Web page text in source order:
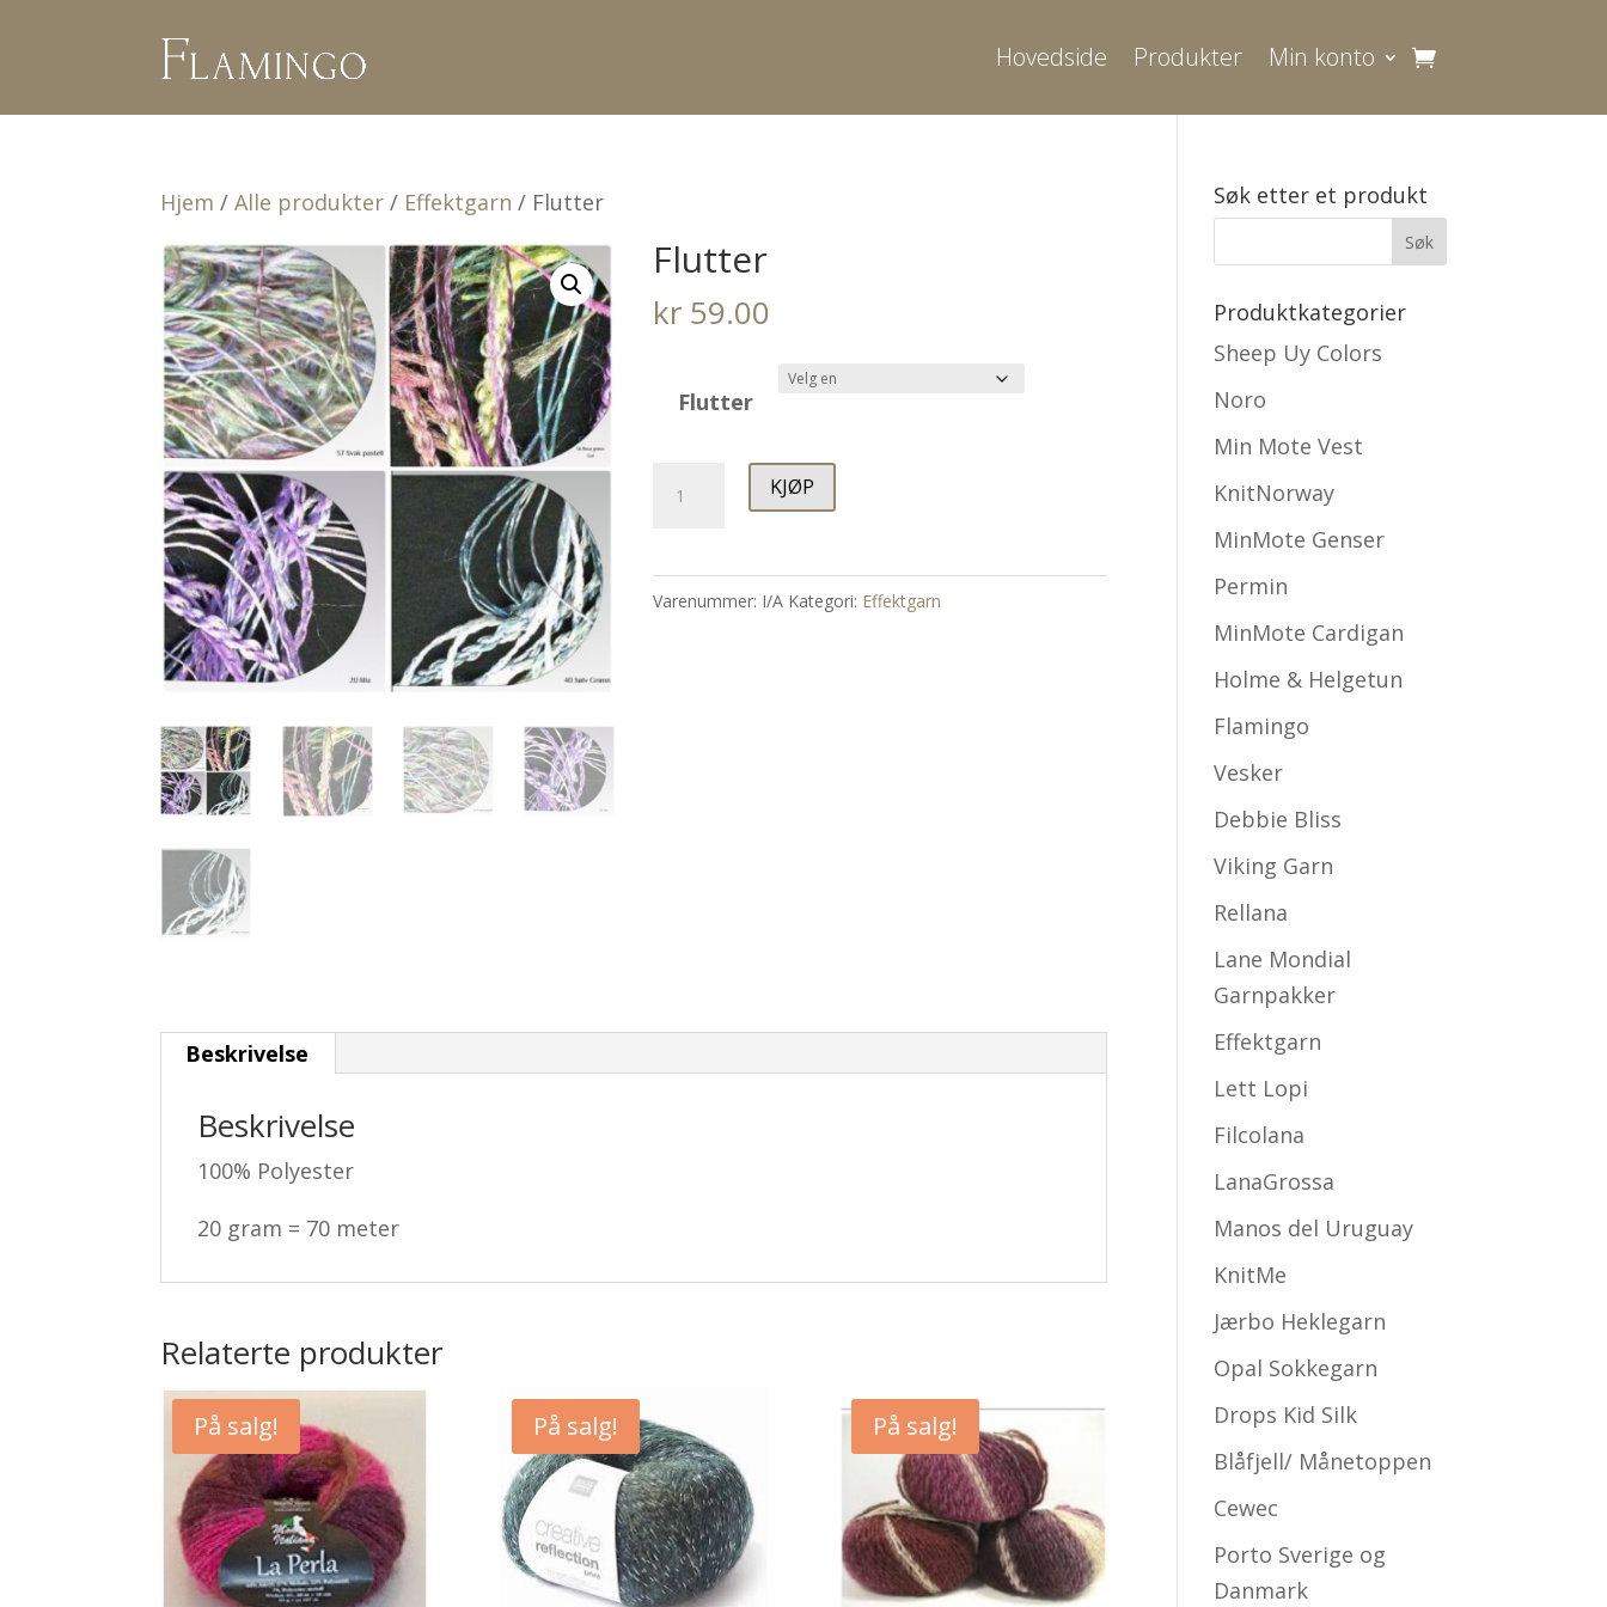
Hovedside Produkter Min konto
Hjem /Alle produkter / Effektgarn / Flutter
Flutter
kr 59.00
Flutter
KJØP
Varenummer: I/A Kategori: Effektgarn
Beskrivelse
Beskrivelse
100% Polyester
20 gram = 70 meter
Relaterte produkter
På salg! På salg! På salg!
Søk etter et produkt
Produktkategorier
Sheep Uy Colors
Noro
Min Mote Vest
KnitNorway
MinMote Genser
Permin
MinMote Cardigan
Holme & Helgetun
Flamingo
Vesker
Debbie Bliss
Viking Garn
Rellana
Lane Mondial
Garnpakker
Effektgarn
Lett Lopi
Filcolana
LanaGrossa
Manos del Uruguay
KnitMe
Jærbo Heklegarn
Opal Sokkegarn
Drops Kid Silk
Blåfjell/ Månetoppen
Cewec
Porto Sverige og
Danmark